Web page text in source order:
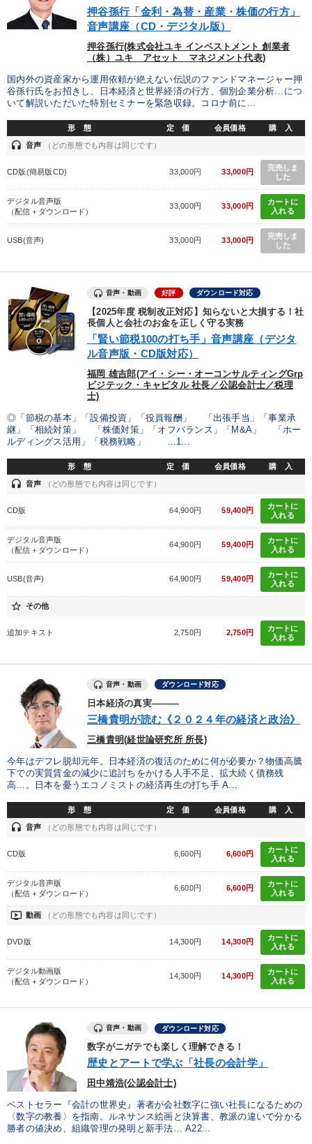
押谷孫行「金利・為替・産業・株価の行方」
音声講座（CD・デジタル版）
押谷孫行(株式会社ユキ インベストメント 創業者
（株）ユキ アセット マネジメント代表)
国内外の資産家から運用依頼が絶えない伝説のファンドマネージャー押
谷孫行氏をお招きし、日本経済と世界経済の行方、個別企業分析…につ
いて解説いただいた特別セミナーを緊急収録。コロナ前に...
形 態 定 価 会員価格 購 入
headset 音声 （どの形態でも内容は同じです）
CD版(簡易版CD) 33,000円 33,000円
完売しま
した
デジタル音声版
（配信＋ダウンロード）
33,000円 33,000円
カートに
入れる
USB(音声) 33,000円 33,000円
完売しま
した
音声・動画 好評 ダウンロード対応
【2025年度 税制改正対応】知らないと大損する！社
長個人と会社のお金を正しく守る実務
「賢い節税100の打ち手」音声講座（デジタ
ル音声版・CD版対応）
福岡 雄吉郎(アイ・シー・オーコンサルティングGrp
ビジテック・キャピタル 社長／公認会計士／税理
士)
◎「節税の基本」「設備投資」「役員報酬」 「出張手当」「事業承
継」「相続対策」 「株価対策」「オフバランス」「M&A」 「ホー
ルディングス活用」「税務戦略」 …1...
形 態 定 価 会員価格 購 入
headset 音声 （どの形態でも内容は同じです）
CD版 64,900円 59,400円
カートに
入れる
デジタル音声版
（配信＋ダウンロード）
64,900円 59,400円
カートに
入れる
USB(音声) 64,900円 59,400円
カートに
入れる
star_border その他
追加テキスト 2,750円 2,750円
カートに
入れる
音声・動画 ダウンロード対応
日本経済の真実―――
三橋貴明が読む《２０２４年の経済と政治》
三橋貴明(経世論研究所 所長)
今年はデフレ脱却元年。日本経済の復活のために何が必要か？物価高騰
下での実質賃金の減少に追討ちをかける人手不足、拡大続く債務残
高…。日本を憂うエコノミストの経済再生の打ち手 A...
形 態 定 価 会員価格 購 入
headset 音声 （どの形態でも内容は同じです）
CD版 6,600円 6,600円
カートに
入れる
デジタル音声版
（配信＋ダウンロード）
6,600円 6,600円
カートに
入れる
ondemand_video 動画 （どの形態でも内容は同じです）
DVD版 14,300円 14,300円
カートに
入れる
デジタル動画版
（配信＋ダウンロード）
14,300円 14,300円
カートに
入れる
音声・動画 ダウンロード対応
数字がニガテでも楽しく理解できる！
歴史とアートで学ぶ「社長の会計学」
田中靖浩(公認会計士)
ベストセラー『会計の世界史』著者が会社数字に強い社長になるための
〈数字の教養〉を指南。ルネサンス絵画と決算書、教派の違いで分かる
勝者の値決め、組織管理の発明と新手法… A22...